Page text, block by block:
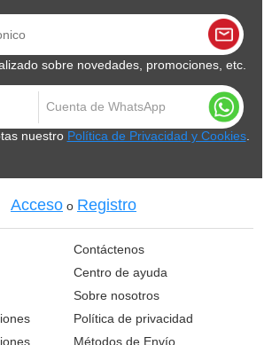
sobre novedades, promociones, etc.
nuestro Política de Privacidad y Cookies.
Acceso o Registro
Contáctenos
Centro de ayuda
Sobre nosotros
Política de privacidad
Métodos de Envío